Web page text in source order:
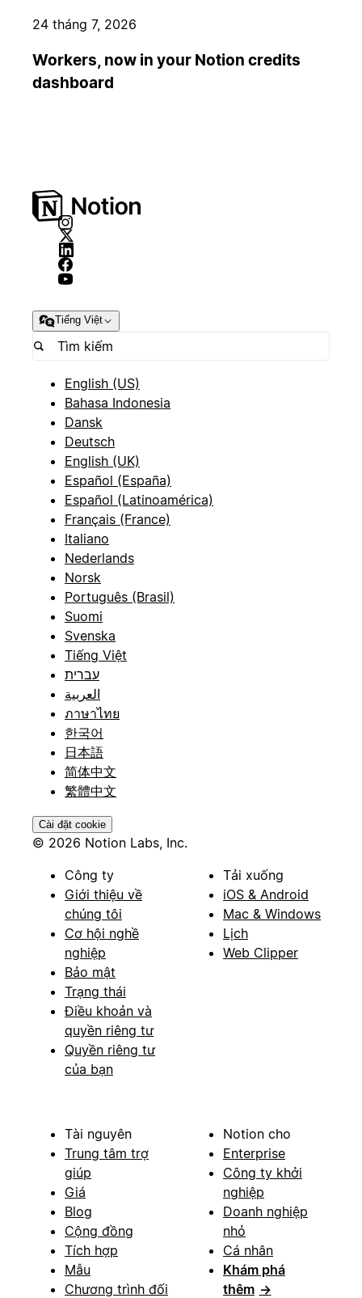
24 tháng 7, 2026
Workers, now in your Notion credits
dashboard
Tiếng Việt
English (US)
Bahasa Indonesia
Dansk
Deutsch
English (UK)
Español (España)
Español (Latinoamérica)
Français (France)
Italiano
Nederlands
Norsk
Português (Brasil)
Suomi
Svenska
Tiếng Việt
עברית
العربية
ภาษาไทย
한국어
日本語
简体中文
繁體中文
Cài đặt cookie
© 2026 Notion Labs, Inc.
Công ty
Giới thiệu về
chúng tôi
Cơ hội nghề
nghiệp
Bảo mật
Trạng thái
Điều khoản và
quyền riêng tư
Quyền riêng tư
của bạn
Tải xuống
iOS & Android
Mac & Windows
Lịch
Web Clipper
Tài nguyên
Trung tâm trợ
giúp
Giá
Blog
Cộng đồng
Tích hợp
Mẫu
Chương trình đối
Notion cho
Enterprise
Công ty khởi
nghiệp
Doanh nghiệp
nhỏ
Cá nhân
Khám phá
thêm →